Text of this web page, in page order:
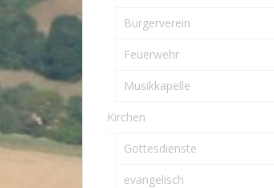
Bürgerverein
Feuerwehr
Musikkapelle
Kirchen
Gottesdienste
evangelisch